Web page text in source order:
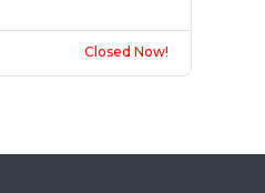
Closed Now!